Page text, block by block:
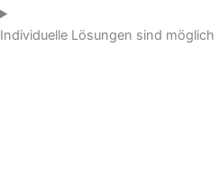
Individuelle Lösungen sind möglich